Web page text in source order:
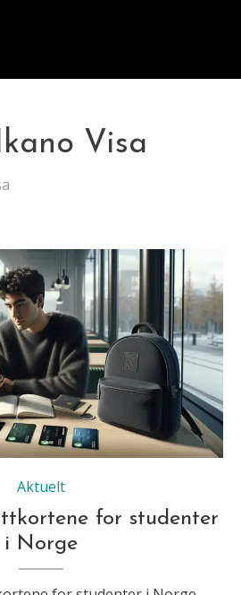
Visa
Aktuelt
for studenter
i Norge